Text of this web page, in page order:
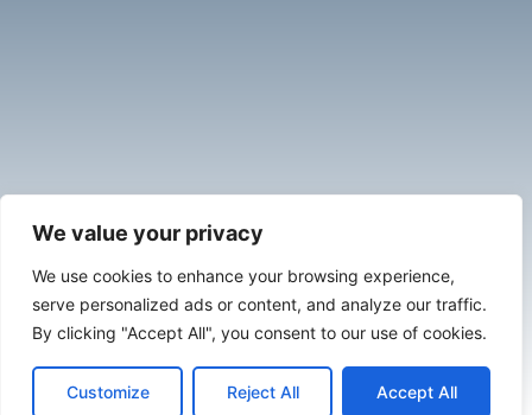
We value your privacy
We use cookies to enhance your browsing experience,
serve personalized ads or content, and analyze our traffic.
By clicking "Accept All", you consent to our use of cookies.
Customize Reject All Accept All